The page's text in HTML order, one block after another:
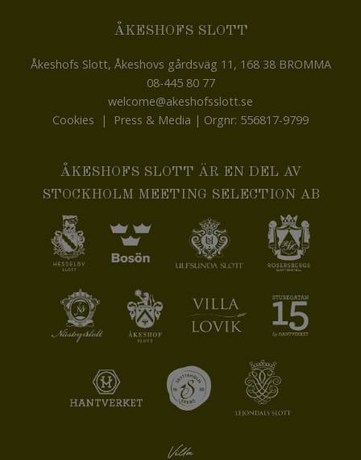
ÅKESHOFS SLOTT
Åkeshofs Slott, Åkeshovs gårdsväg 11, 168 38 BROMMA
08-445 80 77
welcome@akeshofsslott.se
Cookies | Press & Media | Orgnr: 556817-9799
ÅKESHOFS SLOTT ÄR EN DEL AV
STOCKHOLM MEETING SELECTION AB